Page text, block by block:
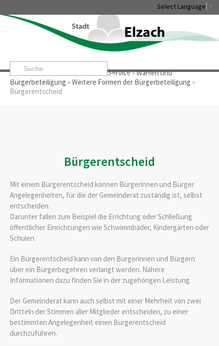
Select Language
Startseite» »Service»Wahlen und
Bürgerbeteiligung »Weitere Formen der Bürgerbeteiligung »
Bürgerentscheid
Leben & Erleben Rathaus & Service Stadtentwicklung &
Bürgerentscheid
Mit einem Bürgerentscheid können Bürgerinnen und Bürger
Angelegenheiten, für die der Gemeinderat zuständig ist, selbst
entscheiden.
Darunter fallen zum Beispiel die Errichtung oder Schließung
öffentlicher Einrichtungen wie Schwimmbäder, Kindergärten oder
Schulen.
Ein Bürgerentscheid kann von den Bürgerinnen und Bürgern
über ein Bürgerbegehren verlangt werden. Nähere
Informationen dazu finden Sie in der zugehörigen Leistung.
Der Gemeinderat kann auch selbst mit einer Mehrheit von zwei
Dritteln der Stimmen aller Mitglieder entscheiden, zu einer
bestimmten Angelegenheit einen Bürgerentscheid
durchzuführen.